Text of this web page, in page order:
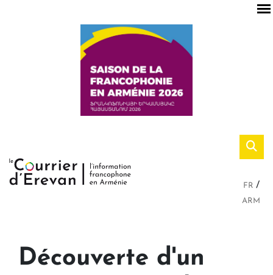
FR
ARM
Découverte d'un